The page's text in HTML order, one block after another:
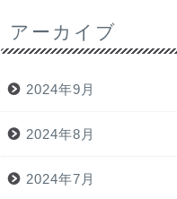
アーカイブ
2024年9月
2024年8月
2024年7月